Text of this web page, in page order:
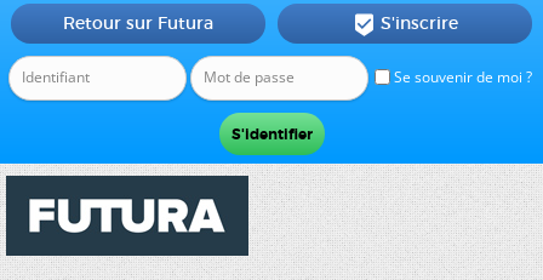
Se souvenir de moi ?
Retour sur Futura  S'inscrire